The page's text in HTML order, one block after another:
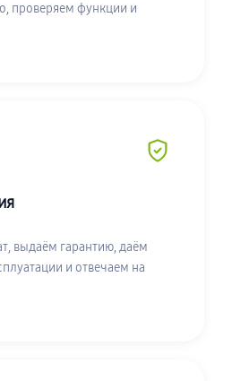
проверяем функции и
выдаём гарантию, даём
и отвечаем на